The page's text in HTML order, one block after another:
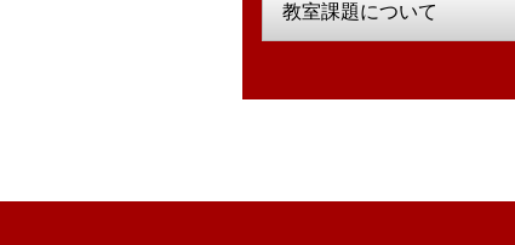
教室課題について